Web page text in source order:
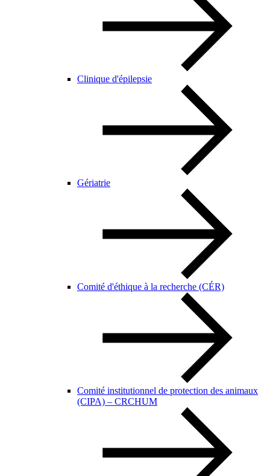
Clinique d'épilepsie
Gériatrie
Comité d'éthique à la recherche (CÉR)
Comité institutionnel de protection des animaux
(CIPA) – CRCHUM